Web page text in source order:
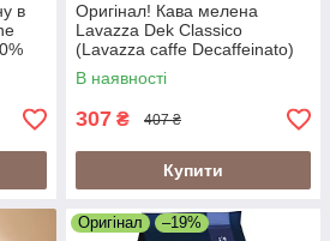
в
Оригінал! Кава мелена
Lavazza Dek Classico
(Lavazza caffe Decaffeinato)
250г Лавацца Без кофеїну
Італія, 60/40
В наявності
307 ₴ 407 ₴
Купити
Оригінал –19%